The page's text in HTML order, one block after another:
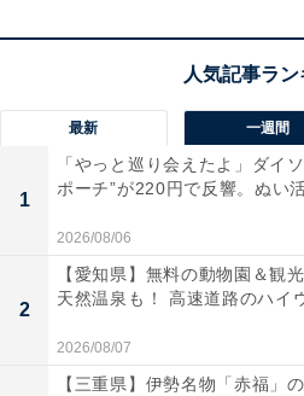
最新 一週間
1
「やっと巡り会えたよ」ダイ
ポーチ”が220円で反響。ぬい
2026/08/06
2
【愛知県】無料の動物園＆観
天然温泉も！ 高速道路のハイ
2026/08/07
【三重県】伊勢名物「赤福」